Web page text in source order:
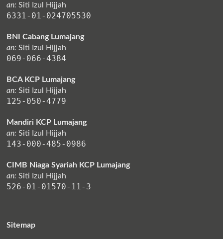
an: Siti Izul Hijjah
6331-01-024705530
BNI Cabang Lumajang
an: Siti Izul Hijjah
069-066-4384
BCA KCP Lumajang
an: Siti Izul Hijjah
125-050-4779
Mandiri KCP Lumajang
an: Siti Izul Hijjah
143-000-485-0986
CIMB Niaga Syariah KCP Lumajang
an: Siti Izul Hijjah
526-01-01570-11-3
Sitemap